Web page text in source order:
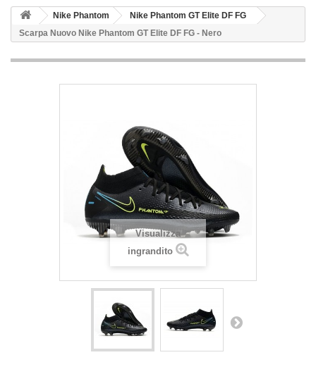
Nike Phantom
Nike Phantom GT Elite DF FG
Scarpa Nuovo Nike Phantom GT Elite DF FG - Nero
Visualizza
ingrandito